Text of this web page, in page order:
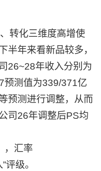
转化三维度高增使
半年来看新品较多，
26~28年收入分别为
预测值为339/371亿
预测进行调整，从而
司26年调整后PS均
，汇率
评级。